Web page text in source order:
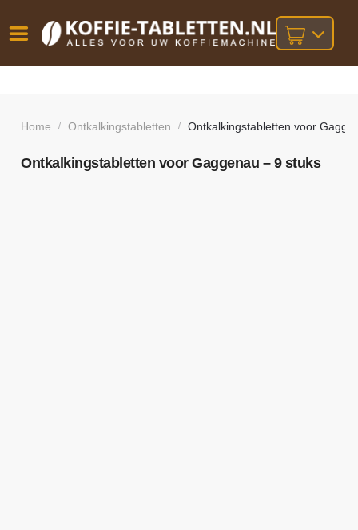
besteld,
volgende
bij orders
boven
Home / Ontkalkingstabletten / Ontkalkingstabletten voor
Ontkalkingstabletten voor Gaggenau – 9 stuks